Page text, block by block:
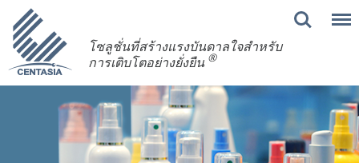
โซลูชั่นที่สร้างแรงบันดาลใจสำหรับ
การเติบโตอย่างยั่งยืน ®